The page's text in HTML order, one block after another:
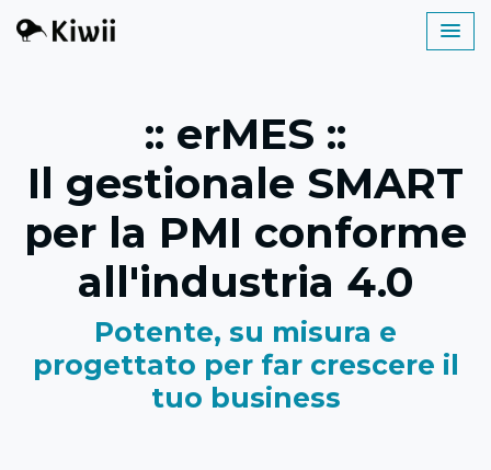
:: erMES ::
Il gestionale SMART
per la PMI conforme
all'industria 4.0
Potente, su misura e
progettato per far crescere il
tuo business